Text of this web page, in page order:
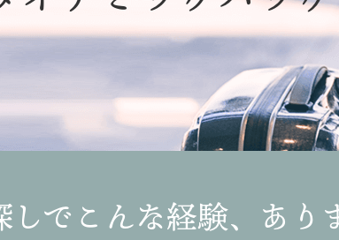
しでこんな経験、あり